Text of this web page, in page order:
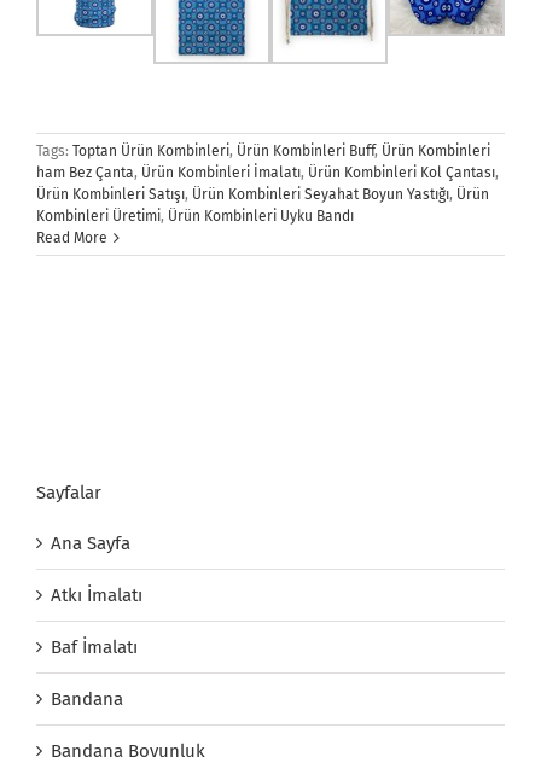
Tags: Toptan Ürün Kombinleri, Ürün Kombinleri Buff, Ürün Kombinleri
ham Bez Çanta, Ürün Kombinleri İmalatı, Ürün Kombinleri Kol Çantası,
Ürün Kombinleri Satışı, Ürün Kombinleri Seyahat Boyun Yastığı, Ürün
Kombinleri Üretimi, Ürün Kombinleri Uyku Bandı
Read More
Sayfalar
Ana Sayfa
Atkı İmalatı
Baf İmalatı
Bandana
Bandana Boyunluk